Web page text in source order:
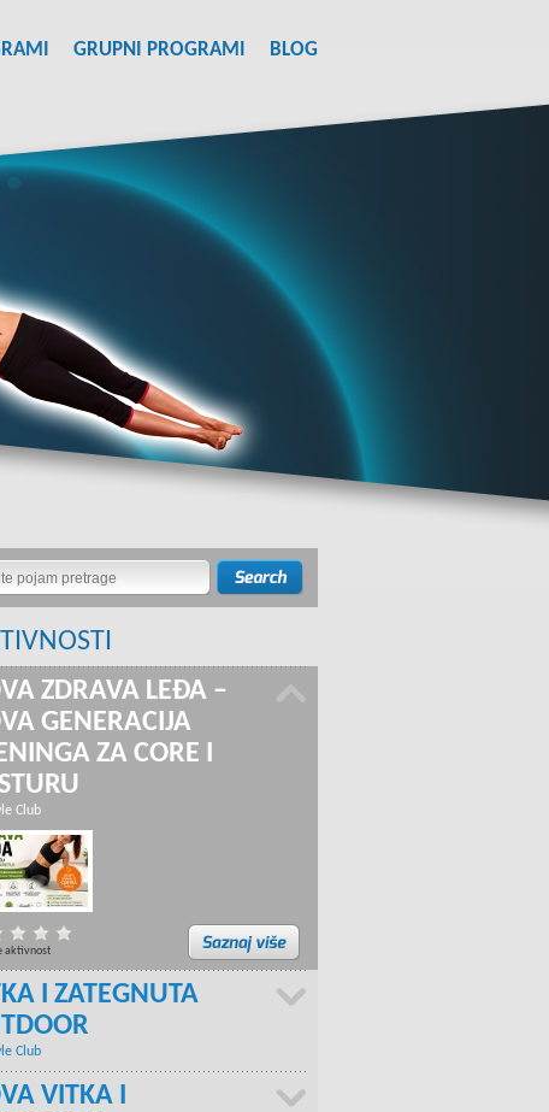
GRUPNI PROGRAMI BLOG
ZDRAVA LEĐA –
GENERACIJA
ZA CORE I
Club
aktivnost
I ZATEGNUTA
Club
VITKA I